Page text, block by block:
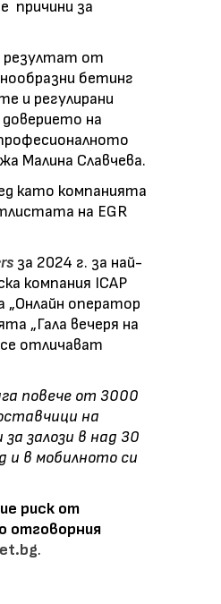
причини за
резултат от
бетинг
и регулирани
на
Малина Славчева.
като компанията
на EGR
за 2024 г. за най-
компания ICAP
„Онлайн оператор
„Гала вечеря на
отличават
повече от 3000
на
залози в над 30
и в мобилното си
риск от
отговорния
.